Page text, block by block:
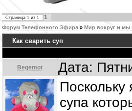
Страница 1из 1 1
Форум Телефонного Эфира » Мир вокруг и мы
Как сварить суп
Begemot Дата:
супа